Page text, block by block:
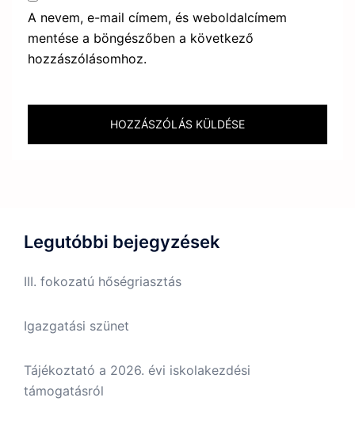
A nevem, e-mail címem, és weboldalcímem
mentése a böngészőben a következő
hozzászólásomhoz.
Legutóbbi bejegyzések
III. fokozatú hőségriasztás
Igazgatási szünet
Tájékoztató a 2026. évi iskolakezdési
támogatásról